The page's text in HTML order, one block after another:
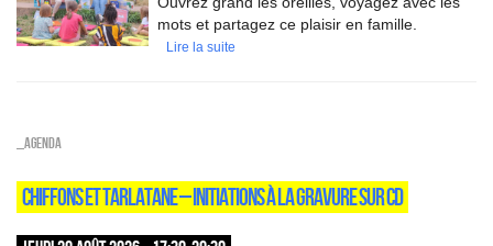
mots et partagez ce plaisir en famille.
Lire la suite
_Agenda
CHIFFONS ET TARLATANE – INITIATIONS À LA GRAVURE SUR CD